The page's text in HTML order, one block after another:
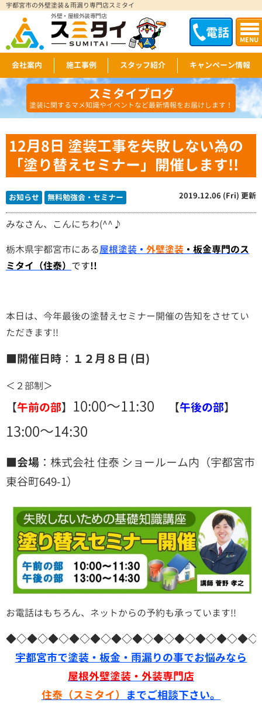
電話 MENU
宇都宮市の外壁塗装＆雨漏り専門店スミタイ
外壁・屋根外装専門店
会社案内 施工事例 スタッフ紹介 キャンペーン情報
スミタイブログ
塗装に関するマメ知識やイベントなど最新情報をお届けします！
12月8日 塗装工事を失敗しない為の
「塗り替えセミナー」開催します!!
お知らせ 無料勉強会・セミナー 2019.12.06 (Fri) 更新
みなさん、こんにちわ(^^♪
栃木県宇都宮市にある屋根塗装 ・ 外壁塗装 ・板金専門のス
ミタイ（住泰） です!!
本日は、今年最後の塗替えセミナー開催の告知をさせてい
ただきます!!
■開催日時 ： １２月８日 (日)
＜２部制＞
【午前の部】 10:00～11:30 【午後の部】
13:00～14:30
■会場 ：株式会社 住泰 ショールーム内（宇都宮市
東谷町649-1）
お電話はもちろん、ネットからの予約も承っています!!
宇都宮市で塗装・板金・雨漏りの事でお悩みなら
屋根外壁塗装・外装専門店
住泰（スミタイ） までご相談下さい。